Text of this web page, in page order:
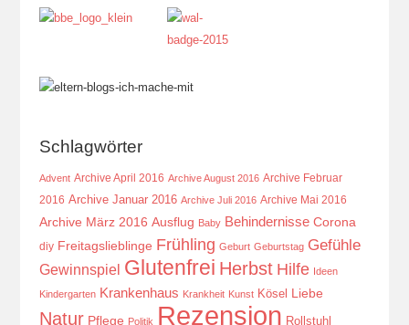
Schlagwörter
Advent Archive April 2016 Archive August 2016 Archive Februar
2016 Archive Januar 2016 Archive Juli 2016 Archive Mai 2016
Archive März 2016 Ausflug Baby Behindernisse Corona
diy Freitagslieblinge Frühling Geburt Geburtstag Gefühle
Gewinnspiel Glutenfrei Herbst Hilfe Ideen
Kindergarten Krankenhaus Krankheit Kunst Kösel Liebe
Natur Pflege Politik Rezension Rollstuhl